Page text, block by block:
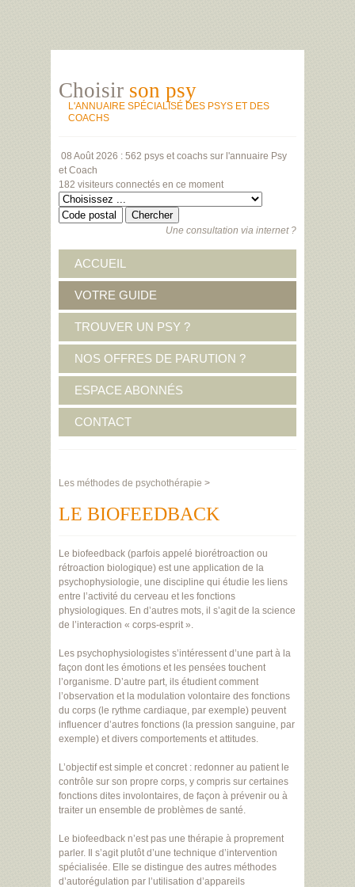
Choisir son psy
L'ANNUAIRE SPÉCIALISÉ DES PSYS ET DES
COACHS
08 Août 2026 : 562 psys et coachs sur l'annuaire Psy
et Coach
182 visiteurs connectés en ce moment
Une consultation via internet ?
ACCUEIL
VOTRE GUIDE
TROUVER UN PSY ?
NOS OFFRES DE PARUTION ?
ESPACE ABONNÉS
CONTACT
Les méthodes de psychothérapie >
LE BIOFEEDBACK
Le biofeedback (parfois appelé biorétroaction ou
rétroaction biologique) est une application de la
psychophysiologie, une discipline qui étudie les liens
entre l’activité du cerveau et les fonctions
physiologiques. En d’autres mots, il s’agit de la science
de l’interaction « corps-esprit ».
Les psychophysiologistes s’intéressent d’une part à la
façon dont les émotions et les pensées touchent
l’organisme. D’autre part, ils étudient comment
l’observation et la modulation volontaire des fonctions
du corps (le rythme cardiaque, par exemple) peuvent
influencer d’autres fonctions (la pression sanguine, par
exemple) et divers comportements et attitudes.
L’objectif est simple et concret : redonner au patient le
contrôle sur son propre corps, y compris sur certaines
fonctions dites involontaires, de façon à prévenir ou à
traiter un ensemble de problèmes de santé.
Le biofeedback n’est pas une thérapie à proprement
parler. Il s’agit plutôt d’une technique d’intervention
spécialisée. Elle se distingue des autres méthodes
d’autorégulation par l’utilisation d’appareils